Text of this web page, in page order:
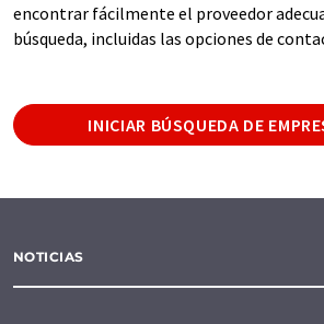
encontrar fácilmente el proveedor
búsqueda, incluidas las opciones de
INICIAR BÚSQUEDA DE
NOTICIAS